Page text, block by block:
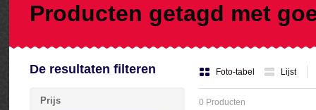
Producten getagd met
Foto-tabel Lijst
0 Producten
De resultaten filteren
Prijs